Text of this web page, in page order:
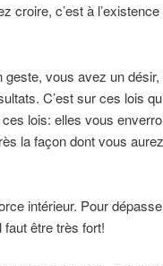
croire, c’est à
vous avez un
C’est sur ces lois
lois: elles vous
la façon dont vous
intérieur. Pour
faut être très fort!